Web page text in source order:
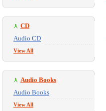
CD
Audio CD
View All
Audio Books
Audio Books
View All